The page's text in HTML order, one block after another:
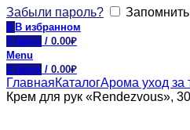
Забыли пароль?
0 В избранном
0 items / 0.00₽
Menu
0 items / 0.00₽
ГлавнаяКаталогАрома уход за
Крем для рук «Rendezvous»,